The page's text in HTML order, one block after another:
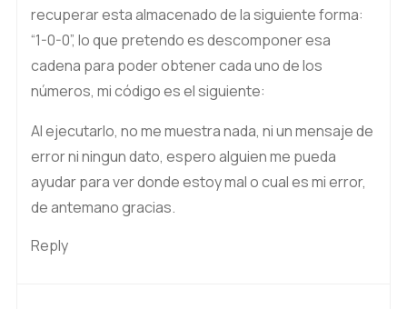
recuperar esta almacenado de la siguiente forma:
“1-0-0”, lo que pretendo es descomponer esa
cadena para poder obtener cada uno de los
números, mi código es el siguiente:
Al ejecutarlo, no me muestra nada, ni un mensaje de
error ni ningun dato, espero alguien me pueda
ayudar para ver donde estoy mal o cual es mi error,
de antemano gracias.
Reply